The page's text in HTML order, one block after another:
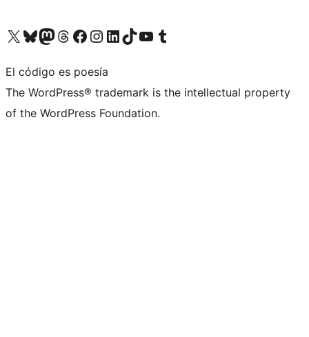
Visita nuestra cuenta de X (anteriormente Twitter)
Visita nuestra cuenta de Bluesky
Visita nuestra cuenta de Mastodon
Visita nuestra cuenta de Threads
Visita nuestra página de Facebook
Visita nuestra cuenta de Instagram
Visita nuestra cuenta de LinkedIn
Visita nuestra cuenta de TikTok
Visita nuestro canal de YouTube
Visita nuestra cuenta de Tumblr
El código es poesía
The WordPress® trademark is the intellectual property
of the WordPress Foundation.